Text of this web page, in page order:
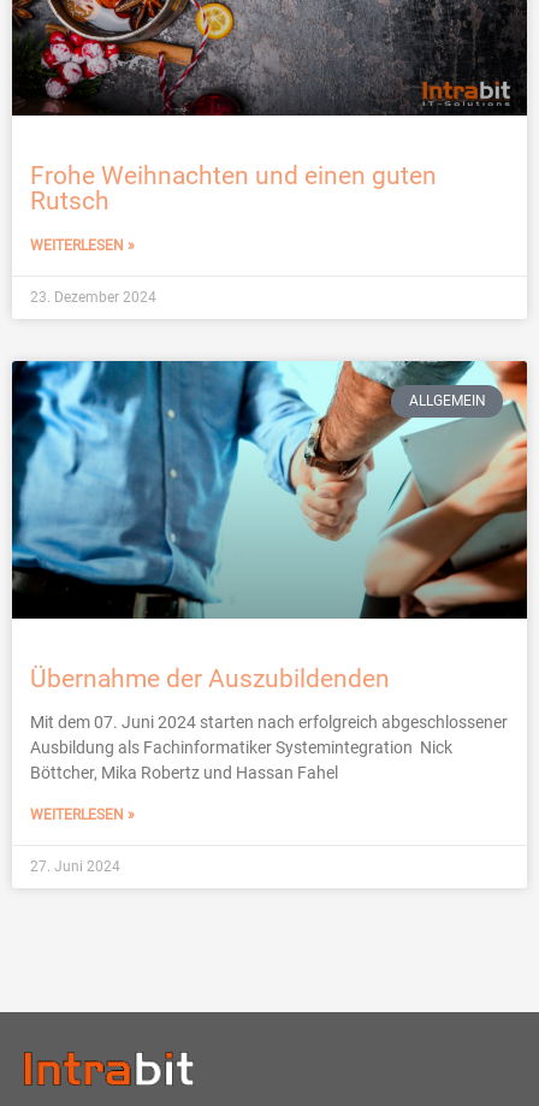
Frohe Weihnachten und einen guten
Rutsch
WEITERLESEN »
23. Dezember 2024
ALLGEMEIN
Übernahme der Auszubildenden
Mit dem 07. Juni 2024 starten nach erfolgreich abgeschlossener
Ausbildung als Fachinformatiker Systemintegration Nick
Böttcher, Mika Robertz und Hassan Fahel
WEITERLESEN »
27. Juni 2024